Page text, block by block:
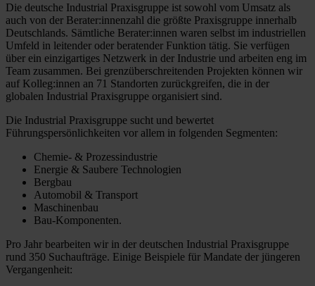
Die deutsche Industrial Praxisgruppe ist sowohl vom Umsatz als
auch von der Berater:innenzahl die größte Praxisgruppe innerhalb
Deutschlands. Sämtliche Berater:innen waren selbst im industriellen
Umfeld in leitender oder beratender Funktion tätig. Sie verfügen
über ein einzigartiges Netzwerk in der Industrie und arbeiten eng im
Team zusammen. Bei grenzüberschreitenden Projekten können wir
auf Kolleg:innen an 71 Standorten zurückgreifen, die in der
globalen Industrial Praxisgruppe organisiert sind.
Die Industrial Praxisgruppe sucht und bewertet
Führungspersönlichkeiten vor allem in folgenden Segmenten:
Chemie- & Prozessindustrie
Energie & Saubere Technologien
Bergbau
Automobil & Transport
Maschinenbau
Bau-Komponenten.
Pro Jahr bearbeiten wir in der deutschen Industrial Praxisgruppe
rund 350 Suchaufträge. Einige Beispiele für Mandate der jüngeren
Vergangenheit: